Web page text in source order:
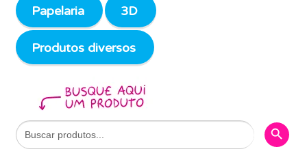
Papelaria 3D
Produtos diversos
Search
for:
Search